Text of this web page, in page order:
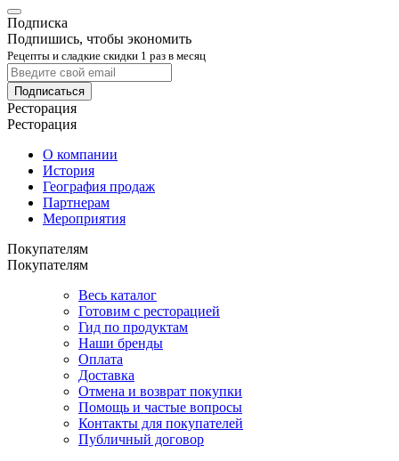
Подписка
Подпишись, чтобы экономить
Рецепты и сладкие скидки 1 раз в месяц
Подписаться
Ресторация
Ресторация
О компании
История
География продаж
Партнерам
Мероприятия
Покупателям
Покупателям
Весь каталог
Готовим с ресторацией
Гид по продуктам
Наши бренды
Оплата
Доставка
Отмена и возврат покупки
Помощь и частые вопросы
Контакты для покупателей
Публичный договор